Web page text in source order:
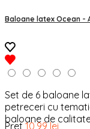
Baloane latex Ocean -
Set de 6 baloane
petreceri cu
baloane de
Pret 10,99 lei